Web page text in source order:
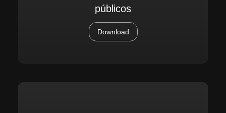
públicos
Download